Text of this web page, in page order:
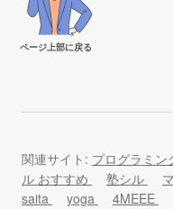
ページ上部に戻る
関連サイト: プログラミン
ル おすすめ
塾シル
saita
yoga 4MEEE